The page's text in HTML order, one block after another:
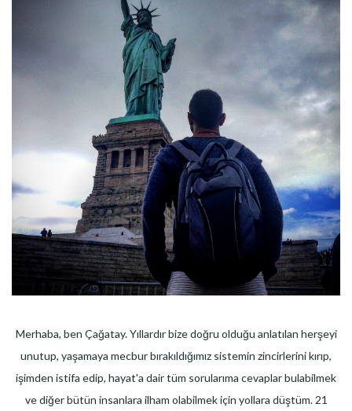
Merhaba, ben Çağatay. Yıllardır bize doğru olduğu anlatılan herşeyi
unutup, yaşamaya mecbur bırakıldığımız sistemin zincirlerini kırıp,
işimden istifa edip, hayat'a dair tüm sorularıma cevaplar bulabilmek
ve diğer bütün insanlara ilham olabilmek için yollara düştüm. 21